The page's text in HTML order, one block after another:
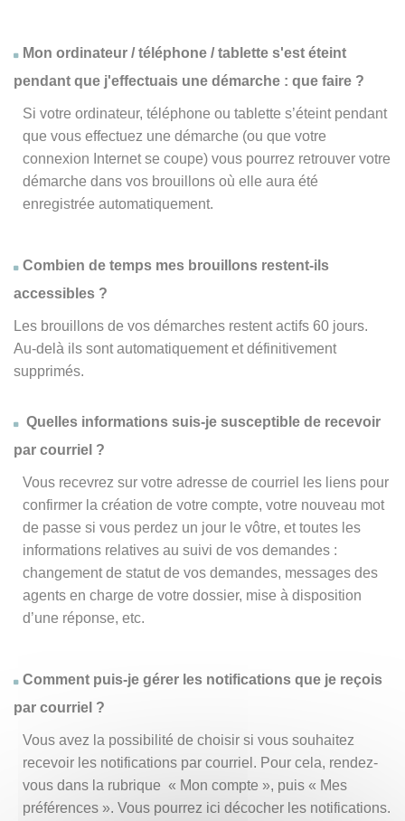
Mon ordinateur / téléphone / tablette s'est éteint
pendant que j'effectuais une démarche : que faire ?
Si votre ordinateur, téléphone ou tablette s’éteint pendant
que vous effectuez une démarche (ou que votre
connexion Internet se coupe) vous pourrez retrouver votre
démarche dans vos brouillons où elle aura été
enregistrée automatiquement.
Combien de temps mes brouillons restent-ils
accessibles ?
Les brouillons de vos démarches restent actifs 60 jours.
Au-delà ils sont automatiquement et définitivement
supprimés.
Quelles informations suis-je susceptible de recevoir
par courriel ?
Vous recevrez sur votre adresse de courriel les liens pour
confirmer la création de votre compte, votre nouveau mot
de passe si vous perdez un jour le vôtre, et toutes les
informations relatives au suivi de vos demandes :
changement de statut de vos demandes, messages des
agents en charge de votre dossier, mise à disposition
d’une réponse, etc.
Comment puis-je gérer les notifications que je reçois
par courriel ?
Vous avez la possibilité de choisir si vous souhaitez
recevoir les notifications par courriel. Pour cela, rendez-
vous dans la rubrique « Mon compte », puis « Mes
préférences ». Vous pourrez ici décocher les notifications.